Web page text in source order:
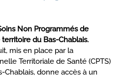
Non Programmés de
du Bas-Chablais.
mis en place par la
Territoriale de Santé (CPTS)
Chablais, donne accès à un